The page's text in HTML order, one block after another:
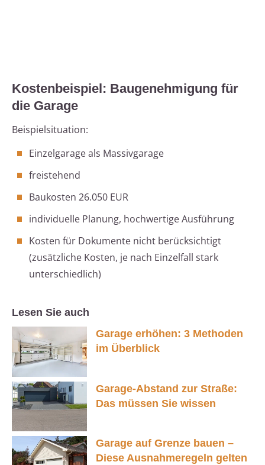
Kostenbeispiel: Baugenehmigung für
die Garage
Beispielsituation:
Einzelgarage als Massivgarage
freistehend
Baukosten 26.050 EUR
individuelle Planung, hochwertige Ausführung
Kosten für Dokumente nicht berücksichtigt
(zusätzliche Kosten, je nach Einzelfall stark
unterschiedlich)
Lesen Sie auch
Garage erhöhen: 3 Methoden
im Überblick
Garage-Abstand zur Straße:
Das müssen Sie wissen
Garage auf Grenze bauen –
Diese Ausnahmeregeln gelten